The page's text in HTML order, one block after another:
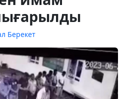
Берекет